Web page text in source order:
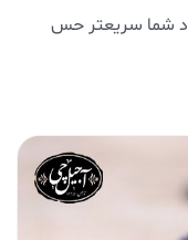
شما سریعتر حس